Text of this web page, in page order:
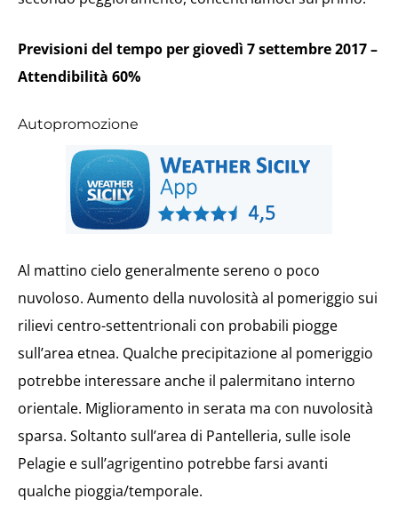
Previsioni del tempo per giovedì 7 settembre 2017 –
Attendibilità 60%
Autopromozione
Al mattino cielo generalmente sereno o poco
nuvoloso. Aumento della nuvolosità al pomeriggio sui
rilievi centro-settentrionali con probabili piogge
sull’area etnea. Qualche precipitazione al pomeriggio
potrebbe interessare anche il palermitano interno
orientale. Miglioramento in serata ma con nuvolosità
sparsa. Soltanto sull’area di Pantelleria, sulle isole
Pelagie e sull’agrigentino potrebbe farsi avanti
qualche pioggia/temporale.